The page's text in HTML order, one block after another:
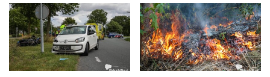
a
g
a
f
g
e
s
a
a
n
'
D